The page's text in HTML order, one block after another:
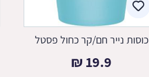
כוסות נייר חם/קר כחול פסטל
19.9
₪